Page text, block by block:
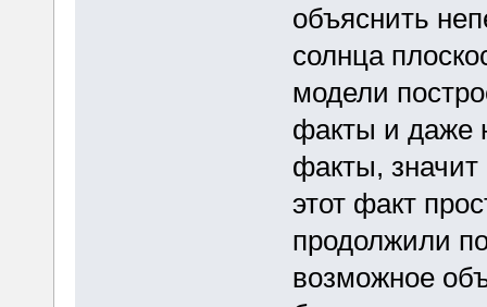
объяснить
солнца
модели
факты и даже
факты,
этот факт
продолжили
возможное